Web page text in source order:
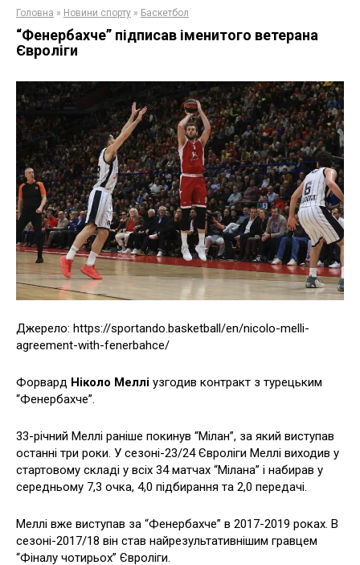
Головна » Новини спорту » Баскетбол
“Фенербахче” підписав іменитого ветерана
Євроліги
Джерело: https://sportando.basketball/en/nicolo-melli-
agreement-with-fenerbahce/
Форвард Ніколо Меллі узгодив контракт з турецьким
“Фенербахче”.
33-річний Меллі раніше покинув “Мілан”, за який виступав
останні три роки. У сезоні-23/24 Євроліги Меллі виходив у
стартовому складі у всіх 34 матчах “Мілана” і набирав у
середньому 7,3 очка, 4,0 підбирання та 2,0 передачі.
Меллі вже виступав за “Фенербахче” в 2017-2019 роках. В
сезоні-2017/18 він став найрезультативнішим гравцем
“Фіналу чотирьох” Євроліги.